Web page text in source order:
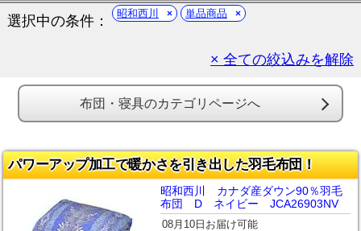
選択中の条件： 昭和西川 単品商品
× 全ての絞込みを解除
布団・寝具のカテゴリページへ
パワーアップ加工で暖かさを引き出した羽毛布団！
昭和西川 カナダ産ダウン90％羽毛
布団 D ネイビー JCA26903NV
08月10日お届け可能